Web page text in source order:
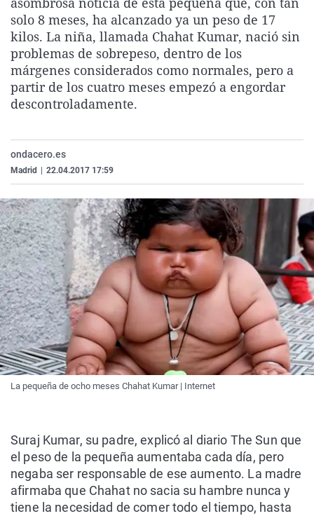
La rosa de los vientos
Gente viajera
Como el perro y el
Caso
Retornados
Equipo de
Operación Viuda
Extremadura
Galicia
La Rioja
Navarra
Virales
Televisión
Elecciones
solo 8 meses, ha alcanzado ya un peso de 17
kilos. La niña, llamada Chahat Kumar, nació sin
problemas de sobrepeso, dentro de los
márgenes considerados como normales, pero a
partir de los cuatro meses empezó a engordar
descontroladamente.
ondacero.es
Madrid 22.04.2017 17:59
La pequeña de ocho meses Chahat Kumar | Internet
Suraj Kumar, su padre, explicó al diario The Sun que
el peso de la pequeña aumentaba cada día, pero
negaba ser responsable de ese aumento. La madre
afirmaba que Chahat no sacia su hambre nunca y
tiene la necesidad de comer todo el tiempo, hasta